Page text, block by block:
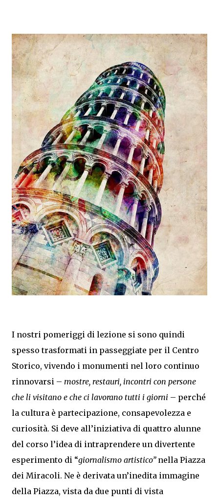
I nostri pomeriggi di lezione si sono quindi
spesso trasformati in passeggiate per il Centro
Storico, vivendo i monumenti nel loro continuo
rinnovarsi – mostre, restauri, incontri con persone
che li visitano e che ci lavorano tutti i giorni – perché
la cultura è partecipazione, consapevolezza e
curiosità. Si deve all’iniziativa di quattro alunne
del corso l’idea di intraprendere un divertente
esperimento di “giornalismo artistico”nella Piazza
dei Miracoli. Ne è derivata un’inedita immagine
della Piazza, vista da due punti di vista